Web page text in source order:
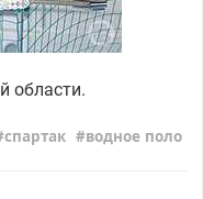
области.
спартак водное поло